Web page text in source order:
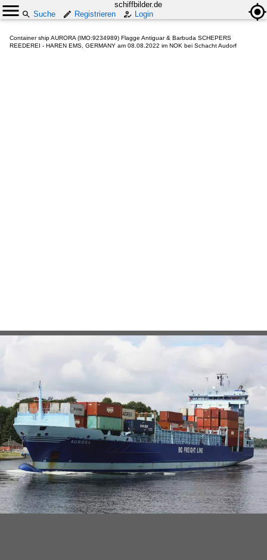
schiffbilder.de
Suche
Registrieren Login
Container ship AURORA (IMO:9234989) Flagge Antiguar & Barbuda SCHEPERS
REEDEREI - HAREN EMS, GERMANY am 08.08.2022 im NOK bei Schacht Audorf